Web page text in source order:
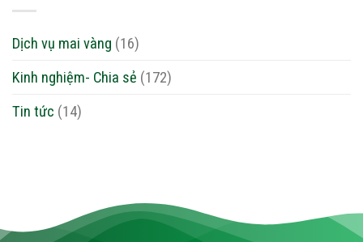
Dịch vụ mai vàng (16)
Kinh nghiệm- Chia sẻ (172)
Tin tức (14)